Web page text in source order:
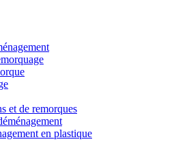
et de remorques
en plastique